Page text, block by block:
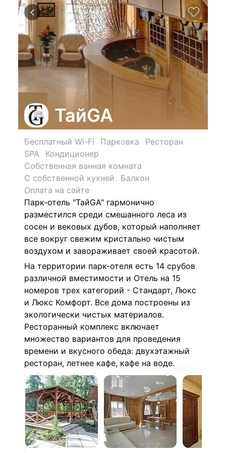
ТайGA
Бесплатный Wi-Fi Парковка
Ресторан
SPA
Кондиционер
Собственная ванная комната
С собственной кухней
Балкон
Оплата на сайте
Парк-отель "ТайGA" гармонично
разместился среди смешанного леса из
сосен и вековых дубов, который наполняет
все вокруг свежим кристально чистым
воздухом и завораживает своей красотой.
На территории парк-отеля есть 14 срубов
различной вместимости и Отель на 15
номеров трех категорий - Стандарт, Люкс
и Люкс Комфорт. Все дома построены из
экологически чистых материалов.
Ресторанный комплекс включает
множество вариантов для проведения
времени и вкусного обеда: двухэтажный
ресторан, летнее кафе, кафе на воде.